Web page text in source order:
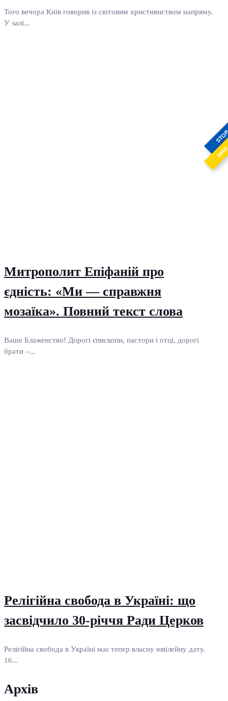
Того вечора Київ говорив із світовим християнством напряму.
У залі...
Митрополит Епіфаній про
єдність: «Ми — справжня
мозаїка». Повний текст слова
Ваше Блаженство! Дорогі єпископи, пастори і отці, дорогі
брати –...
Релігійна свобода в Україні: що
засвідчило 30-річчя Ради Церков
Релігійна свобода в Україні має тепер власну ювілейну дату.
16...
Архів